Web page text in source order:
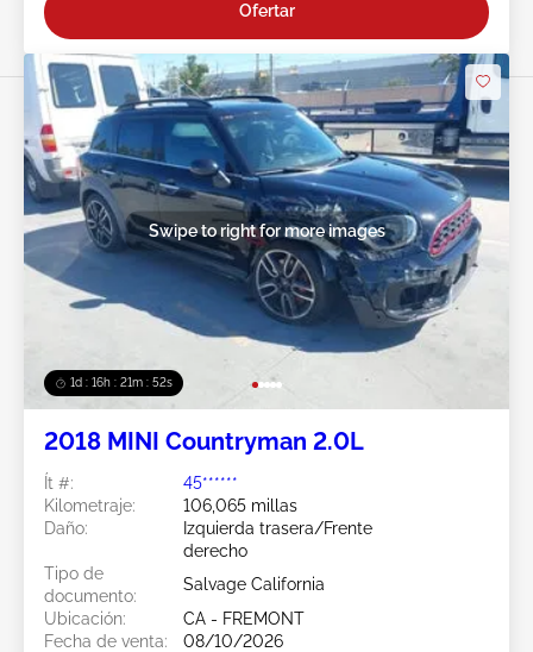
Ofertar
1d : 16h : 21m : 49s
Swipe to right for more images
2018 MINI Countryman 2.0L
Ít #:
45******
Kilometraje:
106,065 millas
Daño:
Izquierda trasera/Frente
derecho
Tipo de
documento:
Salvage California
Ubicación:
CA - FREMONT
Fecha de venta:
08/10/2026